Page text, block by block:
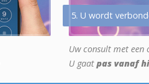
5. U wordt
Uw consult met
U gaat pas vanaf